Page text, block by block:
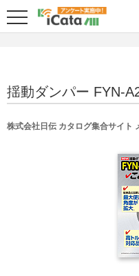
揺動ダンパー FYN-
株式会社日伝 カタログ集合サイト